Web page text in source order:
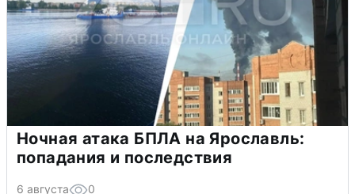
Ночная атака БПЛА на Ярославль:
попадания и последствия
6 августа 0